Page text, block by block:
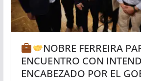
NOBRE FERREIRA
ENCUENTRO CON
ENCABEZADO POR EL